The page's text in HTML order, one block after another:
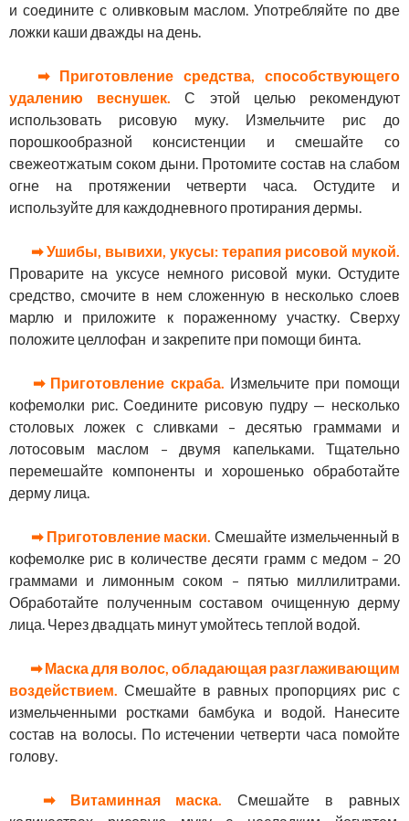
и соедините с оливковым маслом. Употребляйте по две
ложки каши дважды на день.
➡ Приготовление средства, способствующего
удалению веснушек. С этой целью рекомендуют
использовать рисовую муку. Измельчите рис до
порошкообразной консистенции и смешайте со
свежеотжатым соком дыни. Протомите состав на слабом
огне на протяжении четверти часа. Остудите и
используйте для каждодневного протирания дермы.
➡ Ушибы, вывихи, укусы: терапия рисовой мукой.
Проварите на уксусе немного рисовой муки. Остудите
средство, смочите в нем сложенную в несколько слоев
марлю и приложите к пораженному участку. Сверху
положите целлофан и закрепите при помощи бинта.
➡ Приготовление скраба. Измельчите при помощи
кофемолки рис. Соедините рисовую пудру — несколько
столовых ложек с сливками – десятью граммами и
лотосовым маслом – двумя капельками. Тщательно
перемешайте компоненты и хорошенько обработайте
дерму лица.
➡ Приготовление маски. Смешайте измельченный в
кофемолке рис в количестве десяти грамм с медом – 20
граммами и лимонным соком – пятью миллилитрами.
Обработайте полученным составом очищенную дерму
лица. Через двадцать минут умойтесь теплой водой.
➡ Маска для волос, обладающая разглаживающим
воздействием. Смешайте в равных пропорциях рис с
измельченными ростками бамбука и водой. Нанесите
состав на волосы. По истечении четверти часа помойте
голову.
➡ Витаминная маска. Смешайте в равных